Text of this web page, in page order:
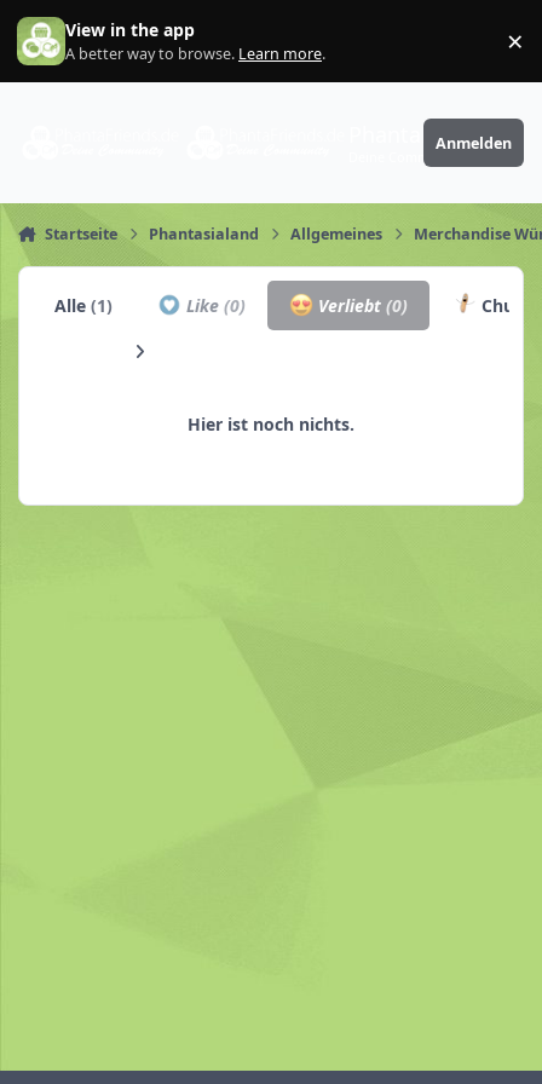
Zum Inhalt springen
View in the app
A better way to browse. Learn more. ×
PhantaFriends.de
Anmelden
Startseite Phantasialand Allgemeines Merchandise
Alle(1) Like (0) Verliebt(0)
Hier ist noch nichts.